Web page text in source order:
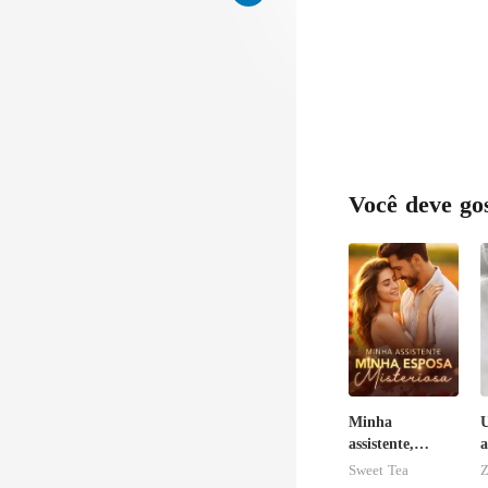
Você deve
Minha
assistente,
minha esposa
Sweet Tea